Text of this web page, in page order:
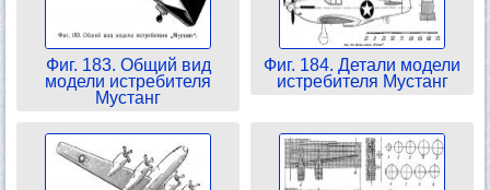
Фиг. 183. Общий вид
модели истребителя
Мустанг
Фиг. 184. Детали модели
истребителя Мустанг